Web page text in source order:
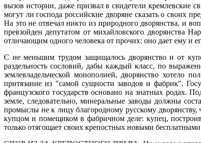
вызов истории, даже призвал в свидетели кремлевские
могут ли господа российские дворяне сказать о своих
На это не отвечал никто из природного дворянства, и
превзойден депутатом от михайловского дворянства
отличающим одного человека от прочих: оно дает ему и
С не меньшим трудом защищалось дворянство и от
раздельность сословий, дабы каждый класс, по
землевладельческой монополией, дворянство хотело
притязание из "самой сущности заводов и фабрик".
французского государств основано на знатных родах.
земле, следовательно, минеральные заводы должны
промыслы не к лицу благородному русскому дворянству,
купцом и помещиком в фабричном деле: купец, построив
только отягощает своих крепостных новыми бесплатными